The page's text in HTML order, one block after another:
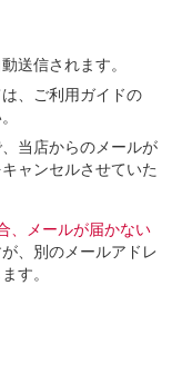
送信されます。
、ご利用ガイドの
当店からのメールが
ャンセルさせていた
、メールが届かない
、別のメールアドレ
す。